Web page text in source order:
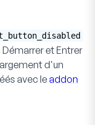
DémarreretEntrer
d'un
avec leaddon